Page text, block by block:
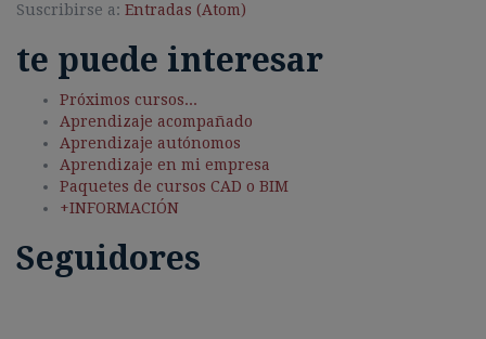
Suscribirse a: Entradas (Atom)
te puede interesar
Próximos cursos...
Aprendizaje acompañado
Aprendizaje autónomos
Aprendizaje en mi empresa
Paquetes de cursos CAD o BIM
+INFORMACIÓN
Seguidores